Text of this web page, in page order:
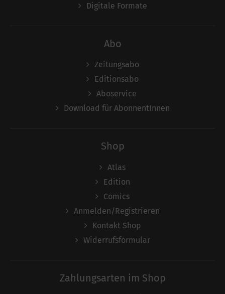
Digitale Formate
Abo
Zeitungsabo
Editionsabo
Aboservice
Download für AbonnentInnen
Shop
Atlas
Edition
Comics
Anmelden/Registrieren
Kontakt Shop
Widerrufsformular
Zahlungsarten im Shop